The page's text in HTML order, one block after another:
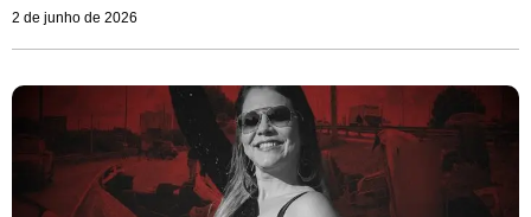
2 de junho de 2026